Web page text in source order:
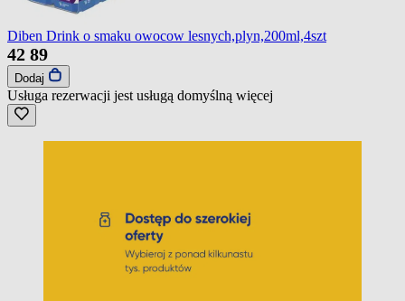
Diben Drink o smaku owocow lesnych,plyn,200ml,4szt
42 89
Dodaj
Usługa rezerwacji jest usługą domyślną więcej